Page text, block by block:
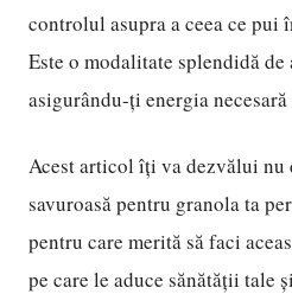
controlul asupra a ceea ce
Este o modalitate splendidă
asigurându-ți energia
Acest articol îți va dezvălui nu
savuroasă pentru granola ta
pentru care merită să faci
pe care le aduce sănătății tale